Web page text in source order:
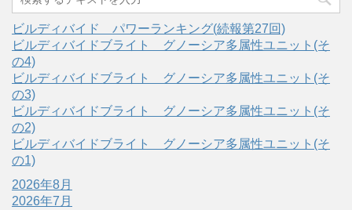
ビルディバイド パワーランキング(続報第27回)
ビルディバイドブライト グノーシア多属性ユニット(そ
の4)
ビルディバイドブライト グノーシア多属性ユニット(そ
の3)
ビルディバイドブライト グノーシア多属性ユニット(そ
の2)
ビルディバイドブライト グノーシア多属性ユニット(そ
の1)
2026年8月
2026年7月